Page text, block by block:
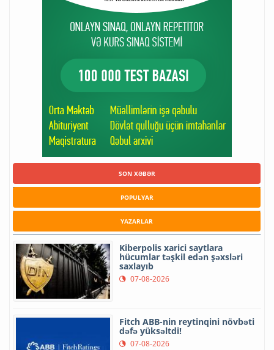
SON XƏBƏR
POPULYAR
YAZARLAR
Kiberpolis xarici saytlara
hücumlar təşkil edən şəxsləri
saxlayıb
07-08-2026
Fitch ABB-nin reytinqini növbəti
dəfə yüksəltdi!
07-08-2026